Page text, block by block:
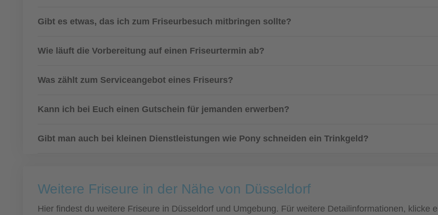
Gibt es etwas, das ich zum Friseurbesuch mitbringen sollte?
Wie läuft die Vorbereitung auf einen Friseurtermin ab?
Was zählt zum Serviceangebot eines Friseurs?
Kann ich bei Euch einen Gutschein für jemanden erwerben?
Gibt man auch bei kleinen Dienstleistungen wie Pony schneiden ein Trinkgeld?
Weitere Friseure in der Nähe von Düsseldorf
Hier findest du weitere Friseure in Düsseldorf und Umgebung. Für weitere Detailinformationen, klicke